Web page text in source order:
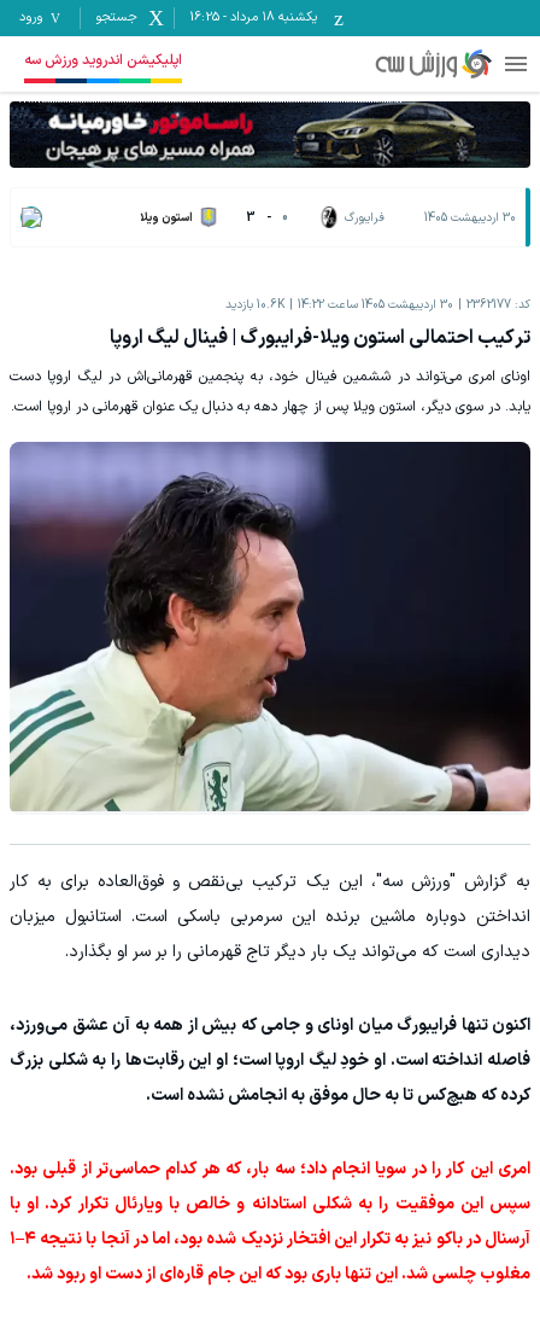
یکشنبه ۱۸ مرداد -
16:25 جستجو ورود
اپلیکیشن اندروید ورزش سه
30 اردیبهشت 1405 فرایبورگ 0
-
3 استون ویلا
کد: 2362177 30 اردیبهشت 1405 ساعت 14:22 10.6K بازدید
ترکیب احتمالی استون ویلا-فرایبورگ | فینال لیگ اروپا
اونای امری می‌تواند در ششمین فینال خود، به پنجمین قهرمانی‌اش در لیگ اروپا دست
یابد. در سوی دیگر، استون ویلا پس از چهار دهه به دنبال یک عنوان قهرمانی در اروپا است.
به گزارش "ورزش سه"، این یک ترکیب بی‌نقص و فوق‌العاده برای به کار
انداختن دوباره ماشین برنده این سرمربی باسکی است. استانبول میزبان
دیداری است که می‌تواند یک بار دیگر تاج قهرمانی را بر سر او بگذارد.
اکنون تنها فرایبورگ میان اونای و جامی که بیش از همه به آن عشق می‌ورزد،
فاصله انداخته است. او خودِ لیگ اروپا است؛ او این رقابت‌ها را به شکلی بزرگ
کرده که هیچ‌کس تا به حال موفق به انجامش نشده است.
امری این کار را در سویا انجام داد؛ سه بار، که هر کدام حماسی‌تر از قبلی بود.
سپس این موفقیت را به شکلی استادانه و خالص با ویارئال تکرار کرد. او با
آرسنال در باکو نیز به تکرار این افتخار نزدیک شده بود، اما در آنجا با نتیجه ۴–۱
مغلوب چلسی شد. این تنها باری بود که این جام قاره‌ای از دست او ربود شد.